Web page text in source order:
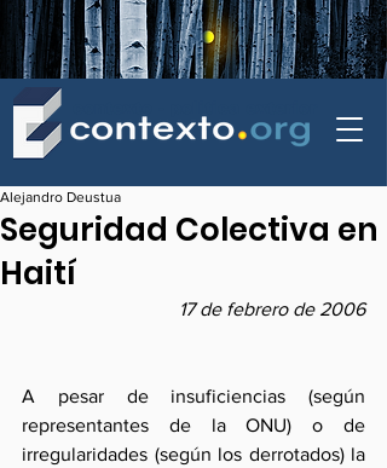
Seguridad Colectiva en
Haití
Alejandro Deustua
17 de febrero de 2006
A pesar de insuficiencias (según
representantes de la ONU) o de
irregularidades (según los derrotados) la